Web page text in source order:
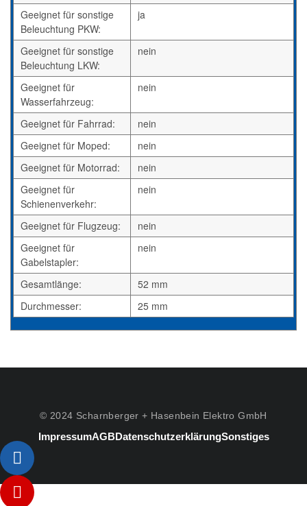
Geeignet für sonstige
Beleuchtung PKW:
ja
Geeignet für sonstige
Beleuchtung LKW:
nein
Geeignet für
Wasserfahrzeug:
nein
Geeignet für Fahrrad:
nein
Geeignet für Moped:
nein
Geeignet für Motorrad:
nein
Geeignet für
Schienenverkehr:
nein
Geeignet für Flugzeug:
nein
Geeignet für
Gabelstapler:
nein
Gesamtlänge:
52 mm
Durchmesser:
25 mm
© 2024 Scharnberger + Hasenbein Elektro GmbH
ImpressumAGBDatenschutzerklärungSonstiges
Listenelement #1